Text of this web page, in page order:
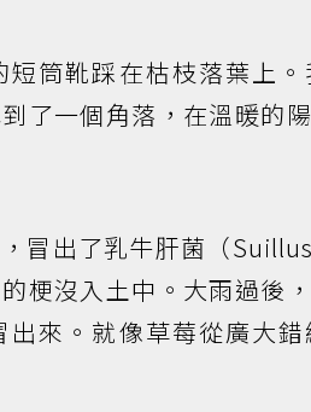
筒靴踩在枯枝落葉上
了一個角落，在溫暖的
冒出了乳牛肝菌（
梗沒入土中。大雨過後
來。就像草莓從廣大